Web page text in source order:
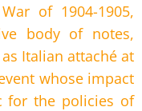
of 1904-1905,
body of notes,
Italian attaché at
whose impact
for the policies of